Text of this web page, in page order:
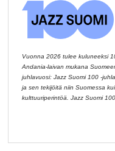
Vuonna 2026 tulee kuluneeksi
Andania-laivan mukana
juhlavuosi: Jazz Suomi 100 -
ja sen tekijöitä niin Suomessa
kulttuuriperintöä. Jazz Suomi